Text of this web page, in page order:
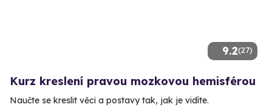
9.2(27)
Kurz kreslení pravou mozkovou hemisférou
Naučte se kreslit věci a postavy tak, jak je vidíte.